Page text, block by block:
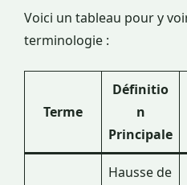
Voici un tableau pour y
terminologie :
Terme
Définitio
n
Principale
Hausse de